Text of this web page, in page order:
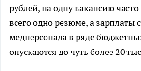
рублей, на одну вакансию
всего одно резюме, а зарплаты
медперсонала в ряде
опускаются до чуть более 20